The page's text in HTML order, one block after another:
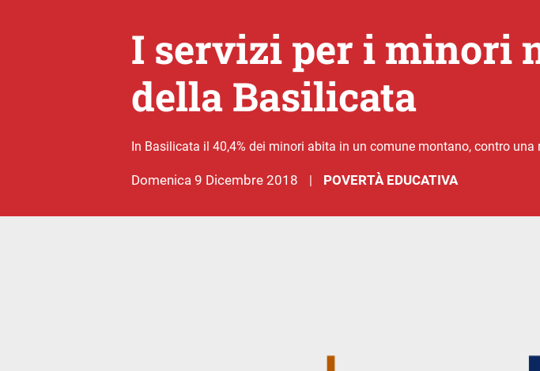
I servizi per i minori
della Basilicata
In Basilicata il 40,4% dei minori abita in un comune montano, contro una
domenica 9 Dicembre 2018 | POVERTÀ EDUCATIVA